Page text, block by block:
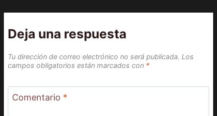
Deja una respuesta
Tu dirección de correo electrónico no será publicada. Los
campos obligatorios están marcados con *
Comentario *